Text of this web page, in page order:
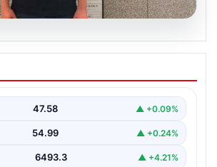
serbest bırakılan gazeteci
X hesabına erişim engeli
Sonra Yeniden Kısıtlama",
47.58 ▲ +0.09%
54.99 ▲ +0.24%
6493.3 ▲ +4.21%